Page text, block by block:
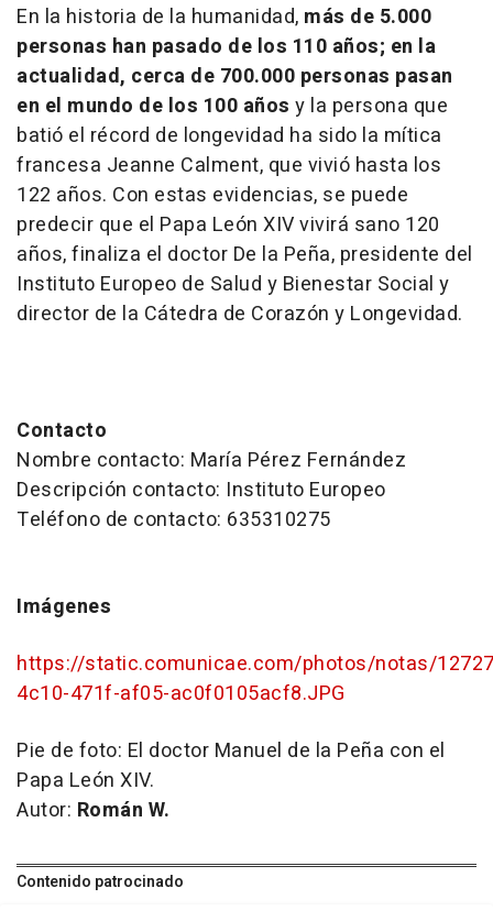
En la historia de la humanidad, más de 5.000
personas han pasado de los 110 años; en la
actualidad, cerca de 700.000 personas pasan
en el mundo de los 100 años y la persona que
batió el récord de longevidad ha sido la mítica
francesa Jeanne Calment, que vivió hasta los
122 años. Con estas evidencias, se puede
predecir que el Papa León XIV vivirá sano 120
años, finaliza el doctor De la Peña, presidente del
Instituto Europeo de Salud y Bienestar Social y
director de la Cátedra de Corazón y Longevidad.
Contacto
Nombre contacto: María Pérez Fernández
Descripción contacto: Instituto Europeo
Teléfono de contacto: 635310275
Imágenes
https://static.comunicae.com/photos/notas/
4c10-471f-af05-ac0f0105acf8.JPG
Pie de foto: El doctor Manuel de la Peña con el
Papa León XIV.
Autor: Román W.
Contenido patrocinado